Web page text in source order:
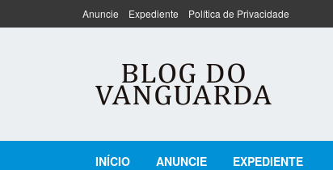
Anuncie Expediente Política de Privacidade
INÍCIO ANUNCIE EXPEDIENTE